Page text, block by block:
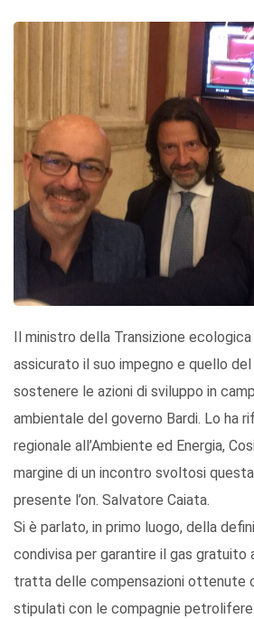
Il ministro della Transizione ecologica
assicurato il suo impegno e quello
sostenere le azioni di sviluppo in
ambientale del governo Bardi. Lo ha
regionale all’Ambiente ed Energia,
margine di un incontro svoltosi
presente l’on. Salvatore Caiata.
Si è parlato, in primo luogo, della
condivisa per garantire il gas gratuito
tratta delle compensazioni ottenute
stipulati con le compagnie petrolifere.